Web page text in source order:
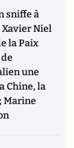
sniffe à
Niel
la Paix
une
Chine, la
Marine